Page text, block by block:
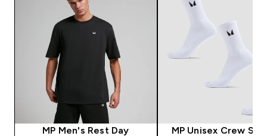
MP Men's Rest Day
MP Unisex Crew